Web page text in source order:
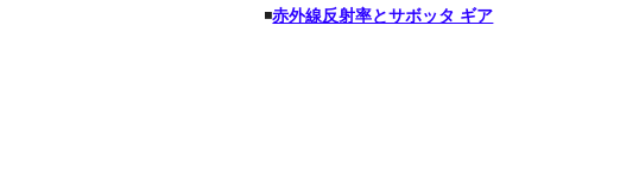
◾️赤外線反射率とサボッタ ギア